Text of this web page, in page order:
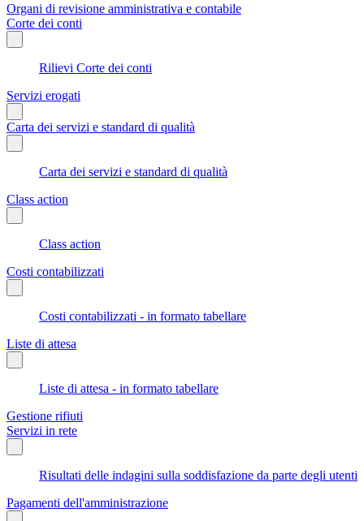
Organi di revisione amministrativa e contabile
Corte dei conti
Rilievi Corte dei conti
Servizi erogati
Carta dei servizi e standard di qualità
Carta dei servizi e standard di qualità
Class action
Class action
Costi contabilizzati
Costi contabilizzati - in formato tabellare
Liste di attesa
Liste di attesa - in formato tabellare
Gestione rifiuti
Servizi in rete
Risultati delle indagini sulla soddisfazione da parte degli utenti
Pagamenti dell'amministrazione